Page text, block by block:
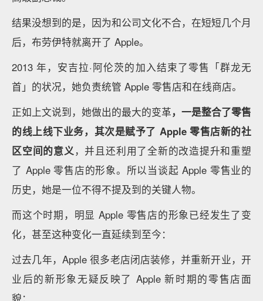
整体上，Apple 零售业务的一把手更换并不算太频繁，
除了早年短暂任职过的约翰·布劳伊特（John
的参与者，其中天才吧Genius Bar 的概念就是由他和
他的团队提出，这一做法也一路延续至今。
在他的任期中，Apple 零售店不仅带来了新型的零售业
态，
还成为了世界上按每平方英尺计算最赚钱的零售
单位面积销售额在美国零售商中排名第一，为每平方英
尺 3085 美元，几乎是榜单上排名第二的 Tiffany & Co.
的两倍。
2011 年，他离开了 Apple，加入 J.C. Penney 担任